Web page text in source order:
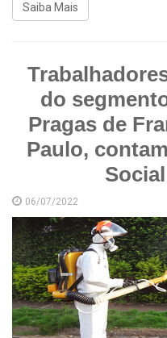
Saiba Mais
do
Pragas de
Paulo,
06/07/2022